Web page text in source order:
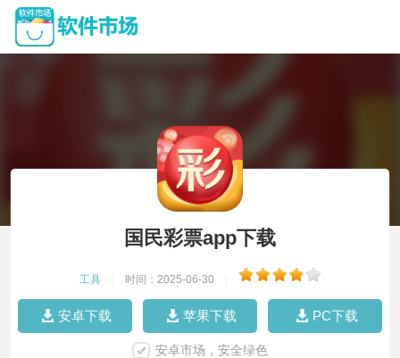
国民彩票app下载
工具 时间：2025-06-30
安卓下载 苹果下载 PC下载
安卓市场，安全绿色